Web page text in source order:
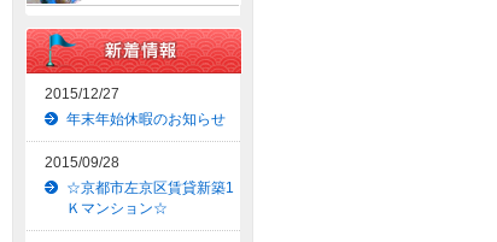
2015/12/27
年末年始休暇のお知らせ
2015/09/28
☆京都市左京区賃貸新築1
Ｋマンション☆